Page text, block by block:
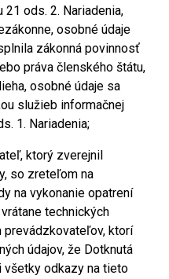
ods. 2. Nariadenia,
osobné údaje
zákonná povinnosť
práva členského štátu,
osobné údaje sa
služieb informačnej
1. Nariadenia;
ktorý zverejnil
so zreteľom na
na vykonanie opatrení
technických
prevádzkovateľov, ktorí
údajov, že Dotknutá
všetky odkazy na tieto